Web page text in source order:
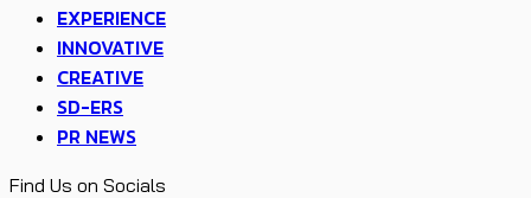
EXPERIENCE
INNOVATIVE
CREATIVE
SD-ERS
PR NEWS
Find Us on Socials